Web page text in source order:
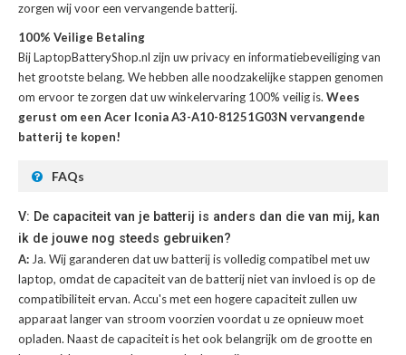
zorgen wij voor een vervangende batterij.
100% Veilige Betaling
Bij LaptopBatteryShop.nl zijn uw privacy en informatiebeveiliging van
het grootste belang. We hebben alle noodzakelijke stappen genomen
om ervoor te zorgen dat uw winkelervaring 100% veilig is. Wees
gerust om een Acer Iconia A3-A10-81251G03N vervangende
batterij te kopen!
FAQs
V: De capaciteit van je batterij is anders dan die van mij, kan
ik de jouwe nog steeds gebruiken?
A: Ja. Wij garanderen dat uw batterij is volledig compatibel met uw
laptop, omdat de capaciteit van de batterij niet van invloed is op de
compatibiliteit ervan. Accu's met een hogere capaciteit zullen uw
apparaat langer van stroom voorzien voordat u ze opnieuw moet
opladen. Naast de capaciteit is het ook belangrijk om de grootte en